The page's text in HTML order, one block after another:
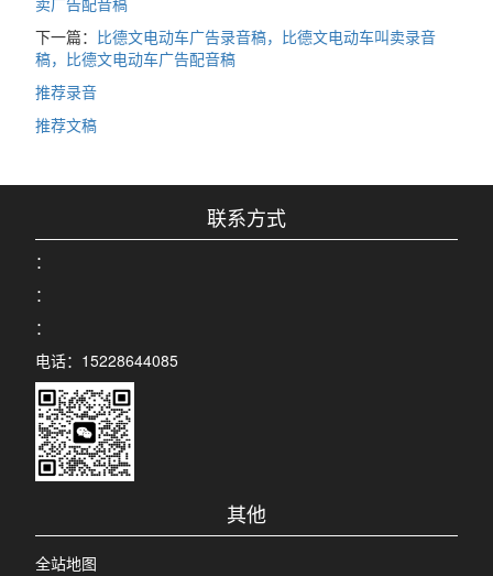
下一篇： 比德文电动车广告录音稿，比德文电动车叫卖录音
稿，比德文电动车广告配音稿
推荐录音
推荐文稿
联系方式
：
：
：
电话：15228644085
其他
全站地图